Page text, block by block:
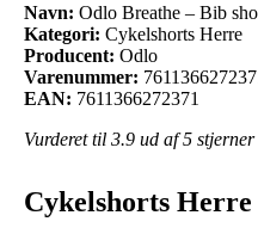
Navn: Odlo Breathe – Bib
Kategori: Cykelshorts Herre
Producent: Odlo
Varenummer:
EAN: 7611366272371
Vurderet til 3.9 ud af 5 stjerner
Cykelshorts